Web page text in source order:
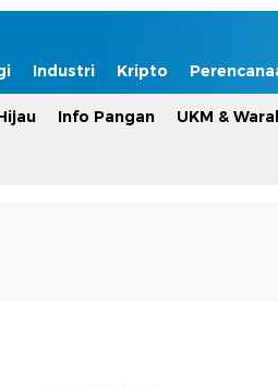
Industri Kripto
Info Pangan UKM &